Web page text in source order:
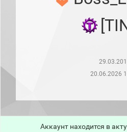
игроков
20.06.2026
Аккаунт находится в